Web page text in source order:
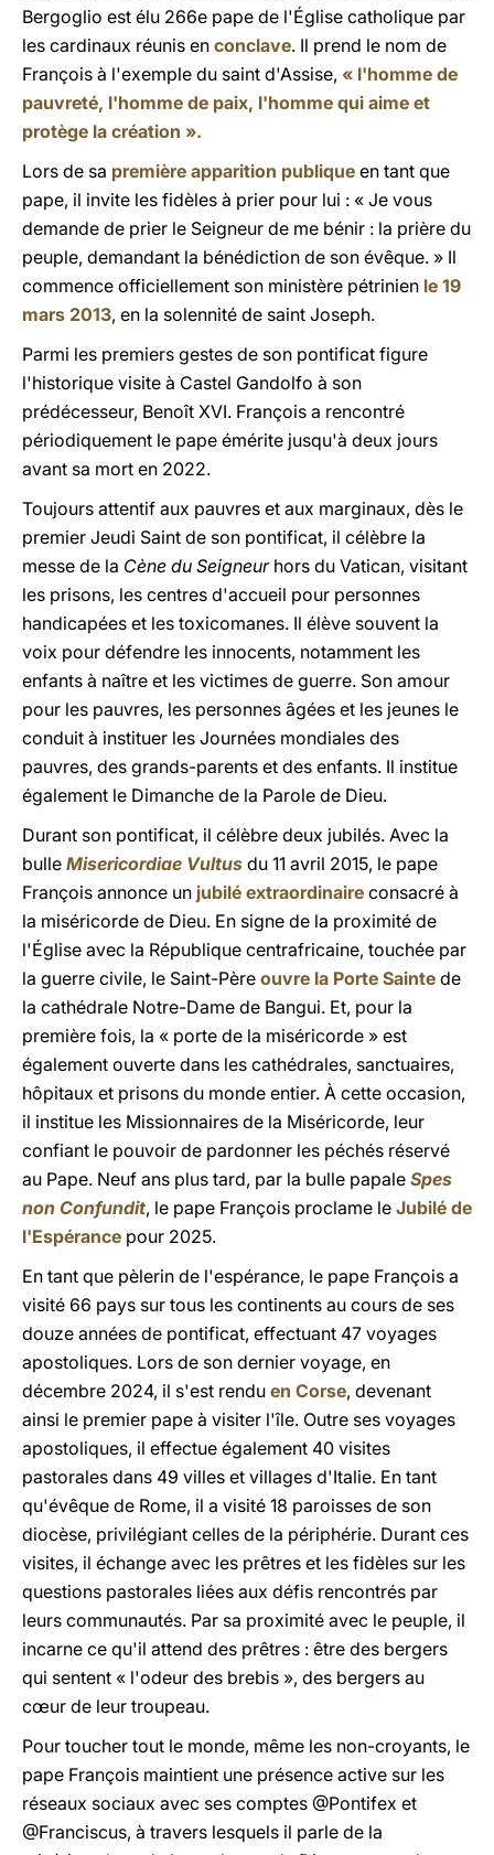
Bergoglio est élu 266e pape de l'Église catholique par
les cardinaux réunis en conclave. Il prend le nom de
François à l'exemple du saint d'Assise, « l'homme de
pauvreté, l'homme de paix, l'homme qui aime et
protège la création ».
Lors de sa première apparition publique en tant que
pape, il invite les fidèles à prier pour lui : « Je vous
demande de prier le Seigneur de me bénir : la prière du
peuple, demandant la bénédiction de son évêque. » Il
commence officiellement son ministère pétrinien le 19
mars 2013, en la solennité de saint Joseph.
Parmi les premiers gestes de son pontificat figure
l'historique visite à Castel Gandolfo à son
prédécesseur, Benoît XVI. François a rencontré
périodiquement le pape émérite jusqu'à deux jours
avant sa mort en 2022.
Toujours attentif aux pauvres et aux marginaux, dès le
premier Jeudi Saint de son pontificat, il célèbre la
messe de la Cène du Seigneur hors du Vatican, visitant
les prisons, les centres d'accueil pour personnes
handicapées et les toxicomanes. Il élève souvent la
voix pour défendre les innocents, notamment les
enfants à naître et les victimes de guerre. Son amour
pour les pauvres, les personnes âgées et les jeunes le
conduit à instituer les Journées mondiales des
pauvres, des grands-parents et des enfants. Il institue
également le Dimanche de la Parole de Dieu.
Durant son pontificat, il célèbre deux jubilés. Avec la
bulle Misericordiae Vultus du 11 avril 2015, le pape
François annonce un jubilé extraordinaire consacré à
la miséricorde de Dieu. En signe de la proximité de
l'Église avec la République centrafricaine, touchée par
la guerre civile, le Saint-Père ouvre la Porte Sainte de
la cathédrale Notre-Dame de Bangui. Et, pour la
première fois, la « porte de la miséricorde » est
également ouverte dans les cathédrales, sanctuaires,
hôpitaux et prisons du monde entier. À cette occasion,
il institue les Missionnaires de la Miséricorde, leur
confiant le pouvoir de pardonner les péchés réservé
au Pape. Neuf ans plus tard, par la bulle papale Spes
non Confundit, le pape François proclame le Jubilé de
l'Espérance pour 2025.
En tant que pèlerin de l'espérance, le pape François a
visité 66 pays sur tous les continents au cours de ses
douze années de pontificat, effectuant 47 voyages
apostoliques. Lors de son dernier voyage, en
décembre 2024, il s'est rendu en Corse, devenant
ainsi le premier pape à visiter l'île. Outre ses voyages
apostoliques, il effectue également 40 visites
pastorales dans 49 villes et villages d'Italie. En tant
qu'évêque de Rome, il a visité 18 paroisses de son
diocèse, privilégiant celles de la périphérie. Durant ces
visites, il échange avec les prêtres et les fidèles sur les
questions pastorales liées aux défis rencontrés par
leurs communautés. Par sa proximité avec le peuple, il
incarne ce qu'il attend des prêtres : être des bergers
qui sentent « l'odeur des brebis », des bergers au
cœur de leur troupeau.
Pour toucher tout le monde, même les non-croyants, le
pape François maintient une présence active sur les
réseaux sociaux avec ses comptes @Pontifex et
@Franciscus, à travers lesquels il parle de la